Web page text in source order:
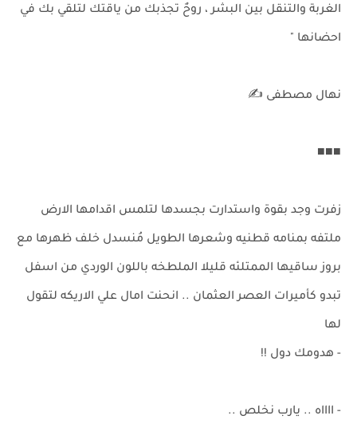
الغربة والتنقل بين البشر ، روحٌ تجذبك من ياقتك لتلقي بك في
احضانها "
نهال مصطفى ✍
■■■
زفرت وجد بقوة واستدارت بجسدها لتلمس اقدامها الارض
ملتفه بمنامه قطنيه وشعرها الطويل مُنسدل خلف ظهرها مع
بروز ساقيها الممتلئه قليلا الملطخه باللون الوردي من اسفل
تبدو كأميرات العصر العثمان .. انحنت امال علي الاريكه لتقول
لها
- هدومك دول !!
- ااااه .. يارب نخلص ..